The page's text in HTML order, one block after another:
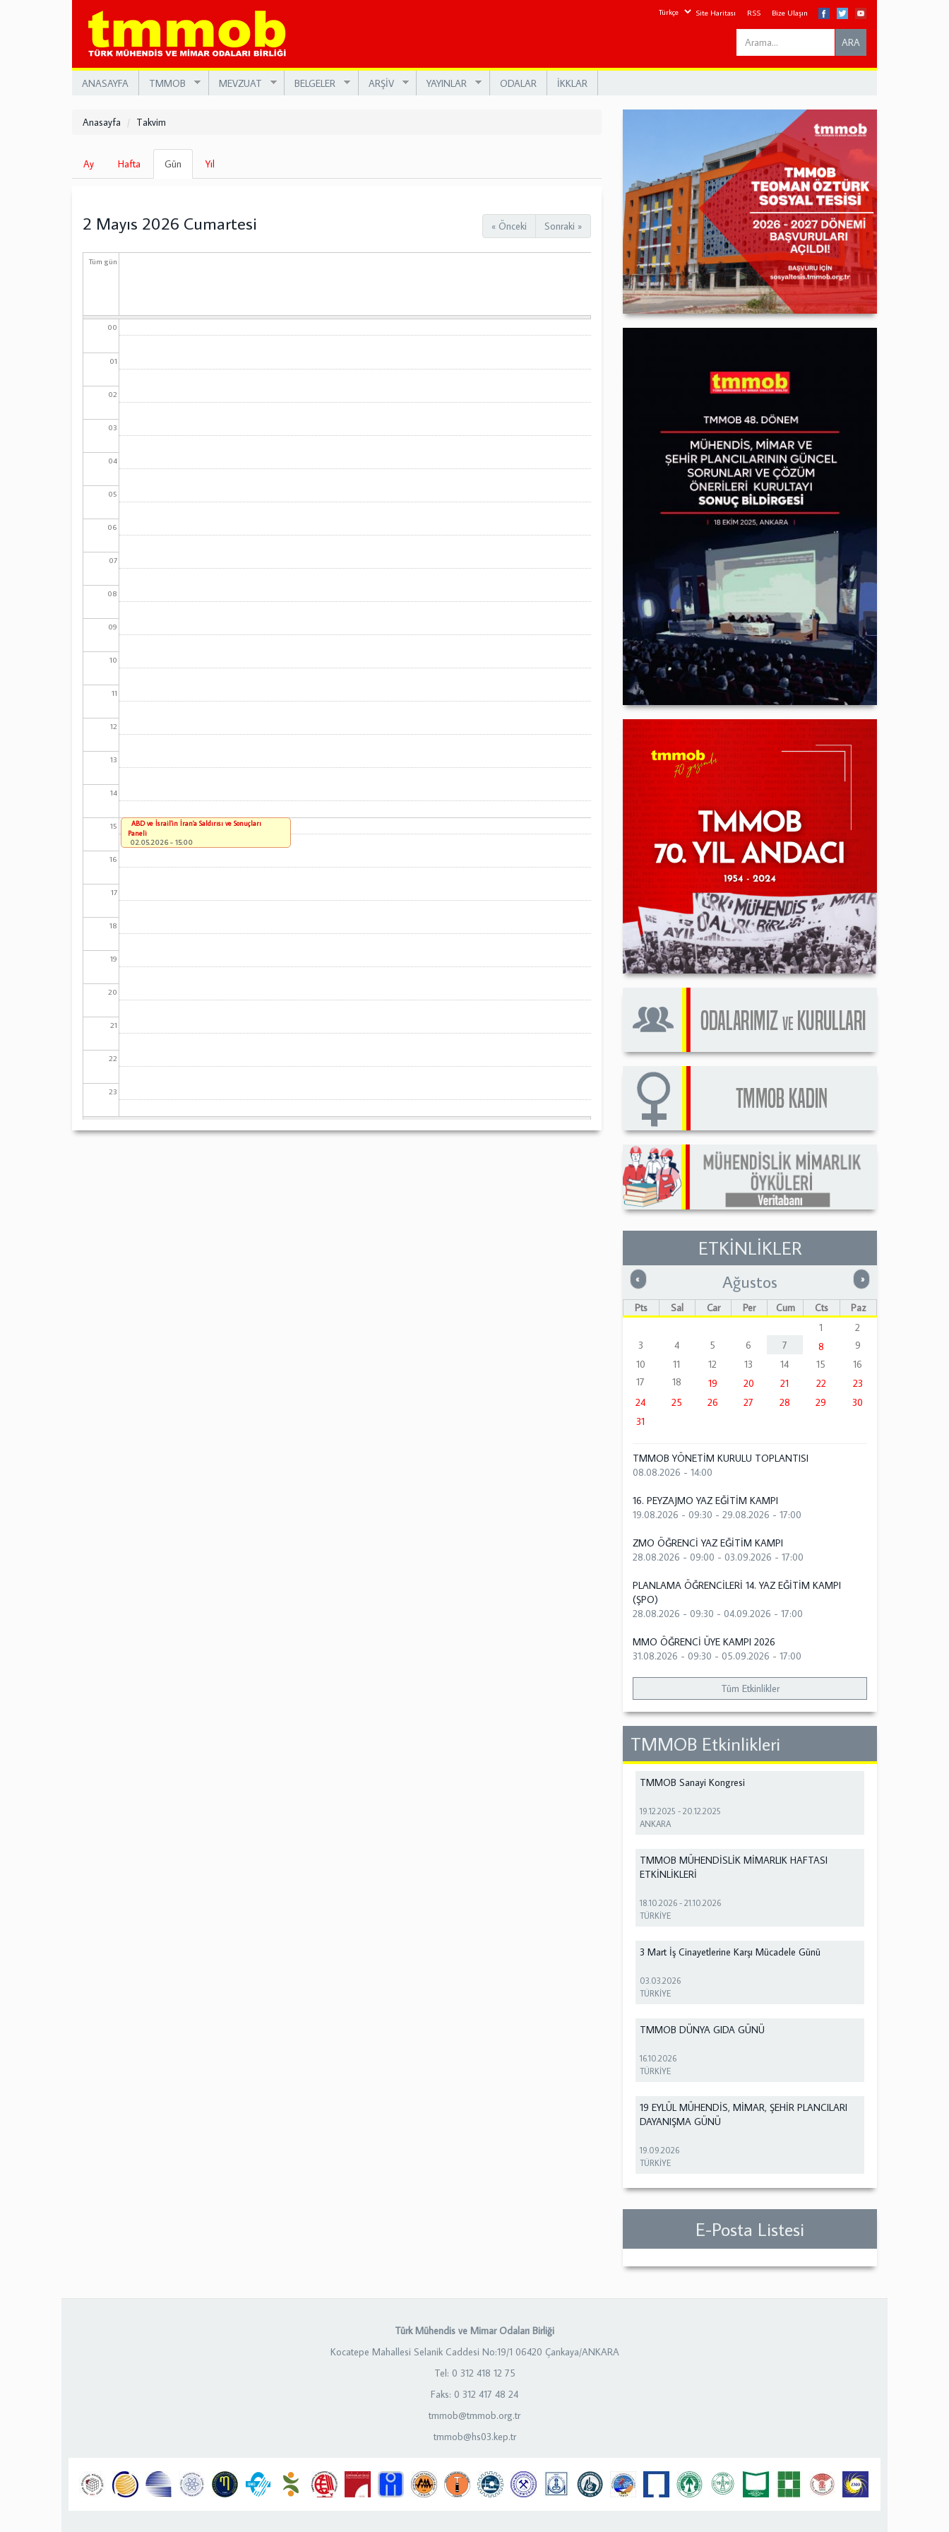
Site Haritası RSS Bize Ulaşın
Search
this
ARA
ANASAYFA TMMOB MEVZUAT BELGELER ARŞİV YAYINLAR ODALAR İKKLAR
Anasayfa Takvim
Birincil
sekmeler
Ay Hafta Gün
sekme)
Yıl
« Önceki Sonraki »
2 Mayıs 2026 Cumartesi
Tüm gün
00
01
02
03
04
05
06
07
08
09
10
11
12
13
14
15
16
17
18
19
20
21
22
23
ABD ve İsrail'in İran'a Saldırısı ve Sonuçları
Paneli
02.05.2026 - 15:00
ETKİNLİKLER
« Önceki »Sonraki
Ağustos
Pts Sal Çar Per Cum Cts
Paz
1
2
3
4 5 6 7 8
9
10
11 12 13 14 15
16
17
18 19 20 21 22
23
24
25 26 27 28 29
30
31
TMMOB YÖNETİM KURULU TOPLANTISI
08.08.2026 - 14:00
16. PEYZAJMO YAZ EĞİTİM KAMPI
19.08.2026 - 09:30 -29.08.2026 - 17:00
ZMO ÖĞRENCİ YAZ EĞİTİM KAMPI
28.08.2026 - 09:00 -03.09.2026 - 17:00
PLANLAMA ÖĞRENCİLERİ 14. YAZ EĞİTİM KAMPI
(ŞPO)
28.08.2026 - 09:30 -04.09.2026 - 17:00
MMO ÖĞRENCİ ÜYE KAMPI 2026
31.08.2026 - 09:30 -05.09.2026 - 17:00
Tüm Etkinlikler
TMMOB Etkinlikleri
TMMOB Sanayi Kongresi
19.12.2025 -20.12.2025
ANKARA
TMMOB MÜHENDİSLİK MİMARLIK HAFTASI
ETKİNLİKLERİ
18.10.2026 -21.10.2026
TÜRKİYE
3 Mart İş Cinayetlerine Karşı Mücadele Günü
03.03.2026
TÜRKİYE
TMMOB DÜNYA GIDA GÜNÜ
16.10.2026
TÜRKİYE
19 EYLÜL MÜHENDİS, MİMAR, ŞEHİR PLANCILARI
DAYANIŞMA GÜNÜ
19.09.2026
TÜRKİYE
E-Posta Listesi
Türk Mühendis ve Mimar Odaları Birliği
Kocatepe Mahallesi Selanik Caddesi No:19/1 06420 Çankaya/ANKARA
Tel: 0 312 418 12 75
Faks: 0 312 417 48 24
tmmob@tmmob.org.tr
tmmob@hs03.kep.tr